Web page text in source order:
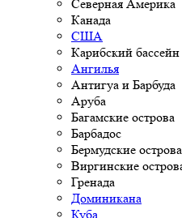
Северная Америка
Канада
США
Карибский бассейн
Ангилья
Антигуа и Барбуда
Аруба
Багамские острова
Барбадос
Бермудские острова
Виргинские
Гренада
Доминикана
Куба